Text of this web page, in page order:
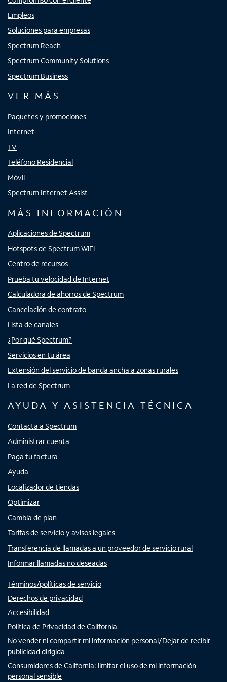
Empleos
Soluciones para empresas
Spectrum Reach
Spectrum Community Solutions
Spectrum Business
VER MÁS
Paquetes y promociones
Internet
TV
Teléfono Residencial
Móvil
Spectrum Internet Assist
MÁS INFORMACIÓN
Aplicaciones de Spectrum
Hotspots de Spectrum WiFi
Centro de recursos
Prueba tu velocidad de Internet
Calculadora de ahorros de Spectrum
Cancelación de contrato
Lista de canales
¿Por qué Spectrum?
Servicios en tu área
Extensión del servicio de banda ancha a zonas rurales
La red de Spectrum
AYUDA Y ASISTENCIA TÉCNICA
Contacta a Spectrum
Administrar cuenta
Paga tu factura
Ayuda
Localizador de tiendas
Optimizar
Cambia de plan
Tarifas de servicio y avisos legales
Transferencia de llamadas a un proveedor de servicio rural
Informar llamadas no deseadas
Términos/políticas de servicio
Derechos de privacidad
Accesibilidad
Política de Privacidad de California
No vender ni compartir mi información personal/Dejar de recibir
publicidad dirigida
Consumidores de California: limitar el uso de mi información
personal sensible